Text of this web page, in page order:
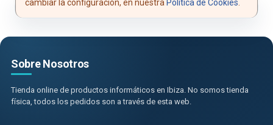
cambiar la configuración, en nuestra Política de Cookies
Sobre Nosotros
Tienda online de productos informáticos en Ibiza. No somos tienda
física, todos los pedidos son a través de esta web.